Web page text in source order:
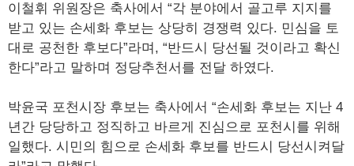
이철휘 위원장은 축사에서 “각 분야에서 골고루 지지를
받고 있는 손세화 후보는 상당히 경쟁력 있다. 민심을 토
대로 공천한 후보다”라며, “반드시 당선될 것이라고 확신
한다”라고 말하며 정당추천서를 전달 하였다.
박윤국 포천시장 후보는 축사에서 “손세화 후보는 지난 4
년간 당당하고 정직하고 바르게 진심으로 포천시를 위해
일했다. 시민의 힘으로 손세화 후보를 반드시 당선시켜달